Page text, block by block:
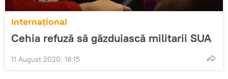
Internaţional
Cehia refuză să găzduiască militarii SUA
11 August 2020, 18:15